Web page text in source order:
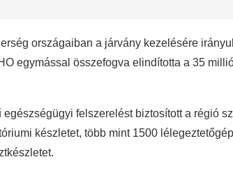
országaiban a járvány kezelésére
egymással összefogva elindította a 35
felszerelést biztosított a régió
készletet, több mint 1500